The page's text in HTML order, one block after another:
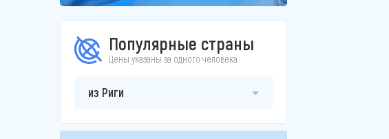
Популярные страны
Цены указаны за одного человека
из Риги